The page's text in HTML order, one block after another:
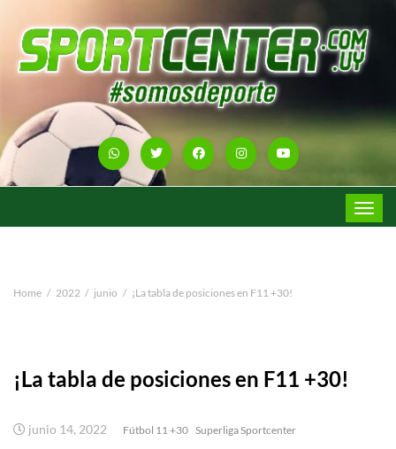
Toggle
Home 2022 junio ¡La tabla de posiciones en F11 +30!
¡La tabla de posiciones en F11 +30!
junio 14, 2022 Fútbol 11 +30 Superliga Sportcenter